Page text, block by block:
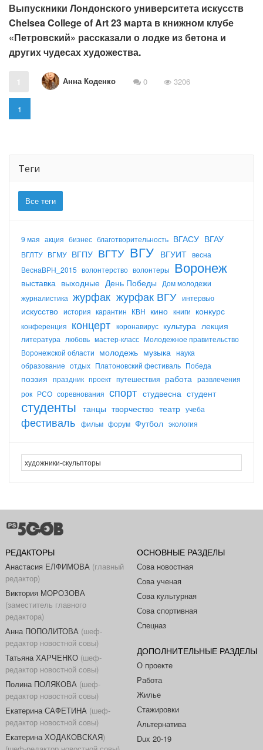
Выпускники Лондонского университета искусств
Chelsea College of Art 23 марта в книжном клубе
«Петровский» рассказали о лодке из бетона и
других чудесах художества.
1 Анна Коденко 0 3206
1
Теги
Все теги
9 мая акция бизнес благотворительность ВГАСУ ВГАУ
ВГЛТУ ВГМУ ВГПУ ВГТУ ВГУ ВГУИТ весна
ВеснаВРН_2015 волонтерство волонтеры Воронеж
выставка выходные День Победы
Дом молодежи
журналистика журфак журфак ВГУ интервью
искусство история карантин КВН кино книги конкурс
конференция концерт коронавирус культура лекция
литература любовь мастер-класс Молодежное правительство
Воронежской области молодежь музыка наука
образование отдых Платоновский фестиваль Победа
поэзия праздник проект путешествия работа развлечения
рок РСО соревнования спорт студвесна студент
студенты танцы творчество театр учеба
фестиваль фильм форум Футбол экология
РЕДАКТОРЫ
Анастасия ЕЛФИМОВА (главный
редактор)
Виктория МОРОЗОВА
(заместитель главного
редактора)
Анна ПОПОЛИТОВА (шеф-
редактор новостной совы)
Татьяна ХАРЧЕНКО(шеф-
редактор новостной совы)
Полина ПОЛЯКОВА (шеф-
редактор новостной совы)
Екатерина САФЕТИНА (шеф-
редактор новостной совы)
Екатерина ХОДАКОВСКАЯ)
ОСНОВНЫЕ РАЗДЕЛЫ
Сова новостная
Сова ученая
Сова культурная
Сова спортивная
Спецназ
ДОПОЛНИТЕЛЬНЫЕ РАЗДЕЛЫ
О проекте
Работа
Жилье
Стажировки
Альтернатива
Dux 20-19